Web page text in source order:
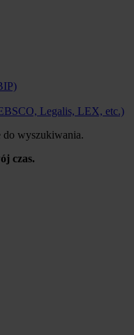
Legalis, LEX, etc.)
do wyszukiwania.
czas.